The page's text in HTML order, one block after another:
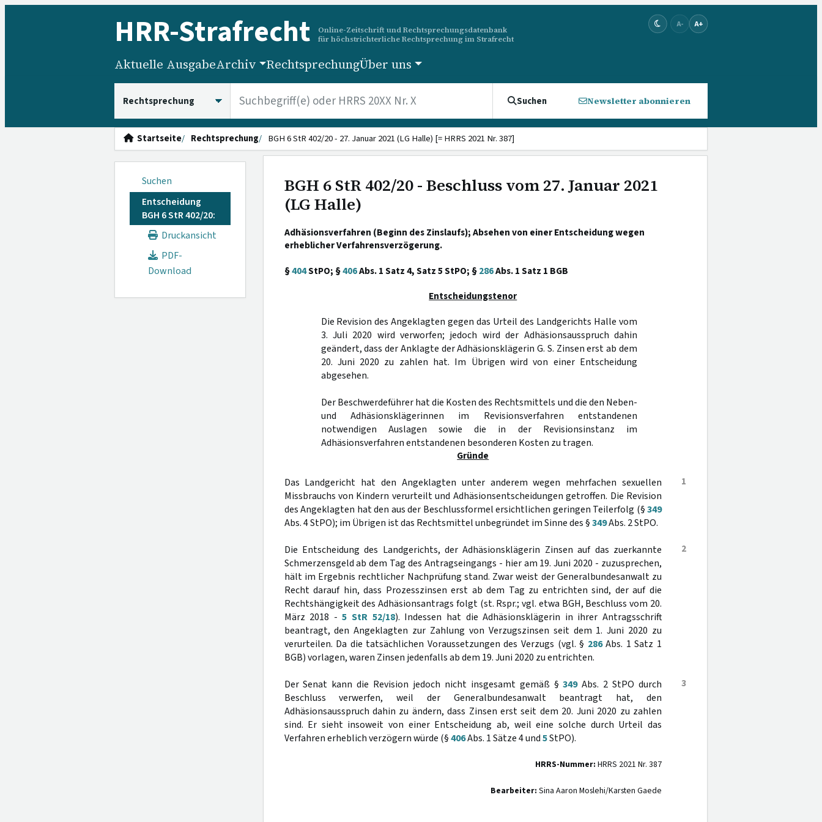
HRR-Strafrecht
Online-Zeitschrift und Rechtsprechungsdatenbank
für höchstrichterliche Rechtsprechung im Strafrecht
A- A+
Aktuelle AusgabeArchiv RechtsprechungÜber uns
Suchen Newsletter abonnieren
Startseite Rechtsprechung BGH 6 StR 402/20 - 27. Januar 2021 (LG Halle) [= HRRS 2021 Nr. 387]
Suchen
Entscheidung
BGH 6 StR 402/20:
Druckansicht
PDF-
Download
BGH 6 StR 402/20 - Beschluss vom 27. Januar 2021
(LG Halle)
Adhäsionsverfahren (Beginn des Zinslaufs); Absehen von einer Entscheidung wegen
erheblicher Verfahrensverzögerung.
§404StPO; §406Abs. 1 Satz 4, Satz 5 StPO; §286Abs. 1 Satz 1 BGB
Entscheidungstenor
Die Revision des Angeklagten gegen das Urteil des Landgerichts Halle vom
3. Juli 2020 wird verworfen; jedoch wird der Adhäsionsausspruch dahin
geändert, dass der Anklagte der Adhäsionsklägerin G. S. Zinsen erst ab dem
20. Juni 2020 zu zahlen hat. Im Übrigen wird von einer Entscheidung
abgesehen.
Der Beschwerdeführer hat die Kosten des Rechtsmittels und die den Neben-
und Adhäsionsklägerinnen im Revisionsverfahren entstandenen
notwendigen Auslagen sowie die in der Revisionsinstanz im
Adhäsionsverfahren entstandenen besonderen Kosten zu tragen.
Gründe
1
Das Landgericht hat den Angeklagten unter anderem wegen mehrfachen sexuellen
Missbrauchs von Kindern verurteilt und Adhäsionsentscheidungen getroffen. Die Revision
des Angeklagten hat den aus der Beschlussformel ersichtlichen geringen Teilerfolg (§349
Abs. 4 StPO); im Übrigen ist das Rechtsmittel unbegründet im Sinne des §349Abs. 2 StPO.
2
Die Entscheidung des Landgerichts, der Adhäsionsklägerin Zinsen auf das zuerkannte
Schmerzensgeld ab dem Tag des Antragseingangs - hier am 19. Juni 2020 - zuzusprechen,
hält im Ergebnis rechtlicher Nachprüfung stand. Zwar weist der Generalbundesanwalt zu
Recht darauf hin, dass Prozesszinsen erst ab dem Tag zu entrichten sind, der auf die
Rechtshängigkeit des Adhäsionsantrags folgt (st. Rspr.; vgl. etwa BGH, Beschluss vom 20.
März 2018 -5 StR 52/18). Indessen hat die Adhäsionsklägerin in ihrer Antragsschrift
beantragt, den Angeklagten zur Zahlung von Verzugszinsen seit dem 1. Juni 2020 zu
verurteilen. Da die tatsächlichen Voraussetzungen des Verzugs (vgl. § 286Abs. 1 Satz 1
BGB) vorlagen, waren Zinsen jedenfalls ab dem 19. Juni 2020 zu entrichten.
3
Der Senat kann die Revision jedoch nicht insgesamt gemäß §349Abs. 2 StPO durch
Beschluss verwerfen, weil der Generalbundesanwalt beantragt hat, den
Adhäsionsausspruch dahin zu ändern, dass Zinsen erst seit dem 20. Juni 2020 zu zahlen
sind. Er sieht insoweit von einer Entscheidung ab, weil eine solche durch Urteil das
Verfahren erheblich verzögern würde (§406Abs. 1 Sätze 4 und5StPO).
HRRS-Nummer: HRRS 2021 Nr. 387
Bearbeiter: Sina Aaron Moslehi/Karsten Gaede